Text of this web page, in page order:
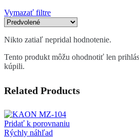
Vymazať filtre
Nikto zatiaľ nepridal hodnotenie.
Tento produkt môžu ohodnotiť len
kúpili.
Related Products
Pridať k porovnaniu
Rýchly náhľad